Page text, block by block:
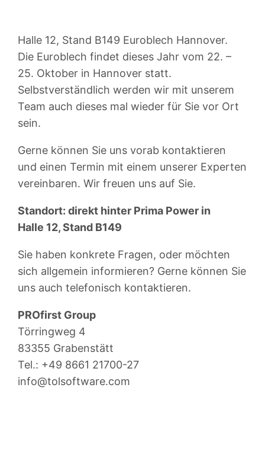
Halle 12, Stand B149 Euroblech Hannover.
Die Euroblech findet dieses Jahr vom 22. –
25. Oktober in Hannover statt.
Selbstverständlich werden wir mit unserem
Team auch dieses mal wieder für Sie vor Ort
sein.
Gerne können Sie uns vorab kontaktieren
und einen Termin mit einem unserer Experten
vereinbaren. Wir freuen uns auf Sie.
Standort: direkt hinter Prima Power in
Halle 12, Stand B149
Sie haben konkrete Fragen, oder möchten
sich allgemein informieren? Gerne können Sie
uns auch telefonisch kontaktieren.
PROfirst Group
Törringweg 4
83355 Grabenstätt
Tel.: +49 8661 21700-27
info@tolsoftware.com